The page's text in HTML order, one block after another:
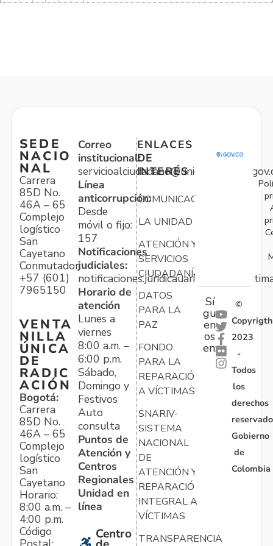
SEDE
NACIO
NAL
Carrera
85D No.
46A – 65
Complejo
logístico
San
Cayetano
Conmutador:
+57 (601)
7965150
VENTA
NILLA
ÚNICA
DE
RADIC
ACIÓN
Bogotá:
Carrera
85D No.
46A – 65
Complejo
logístico
San
Cayetano
Horario:
8:00 a.m. –
4:00 p.m.
Código
Correo
institucional:
Línea
anticorrupción:
Desde
móvil o fijo:
157
Notificaciones
judiciales:
Horario de
atención
Lunes a
viernes
8:00 a.m. –
6:00 p.m.
Sábado,
Domingo y
Festivos
Auto
consulta
Puntos de
Atención y
Centros
Regionales
Unidad en
línea
Centro
ENLACES
DE
INTERÉS
COMUNICACIONES
LA UNIDAD
ATENCIÓN Y
SERVICIOS
CIUDADANÍA
DATOS
PARA LA
PAZ
FONDO
PARA LA
REPARACIÓN
A VÍCTIMAS
SNARIV-
SISTEMA
NACIONAL
DE
ATENCIÓN Y
REPARACIÓN
INTEGRAL A
VÍCTIMAS
TRANSPARENCIA
Sí
gu
en
os
en:
©
Copyrigth
2023
-
Todos
los
derechos
Gobierno
de
Colombia